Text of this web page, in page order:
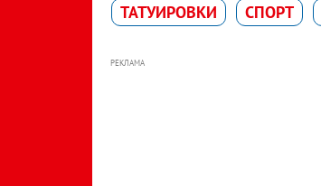
ТАТУИРОВКИ СПОРТ
РЕКЛАМА